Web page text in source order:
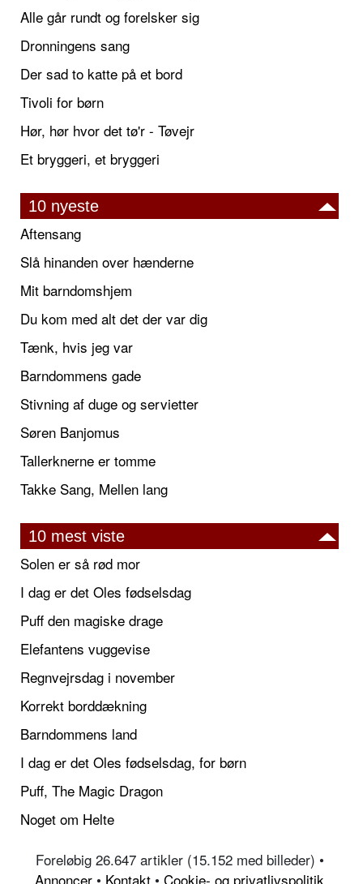
Alle går rundt og forelsker sig
Dronningens sang
Der sad to katte på et bord
Tivoli for børn
Hør, hør hvor det tø'r - Tøvejr
Et bryggeri, et bryggeri
10 nyeste
Aftensang
Slå hinanden over hænderne
Mit barndomshjem
Du kom med alt det der var dig
Tænk, hvis jeg var
Barndommens gade
Stivning af duge og servietter
Søren Banjomus
Tallerknerne er tomme
Takke Sang, Mellen lang
10 mest viste
Solen er så rød mor
I dag er det Oles fødselsdag
Puff den magiske drage
Elefantens vuggevise
Regnvejrsdag i november
Korrekt borddækning
Barndommens land
I dag er det Oles fødselsdag, for børn
Puff, The Magic Dragon
Noget om Helte
Foreløbig 26.647 artikler (15.152 med billeder) •
Annoncer • Kontakt • Cookie- og privatlivspolitik